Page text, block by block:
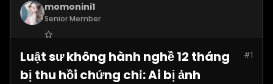
momonini1
Senior Member
Posts:5399 #1
Luật sư không hành nghề 12 tháng
bị thu hồi chứng chỉ: Ai bị ảnh